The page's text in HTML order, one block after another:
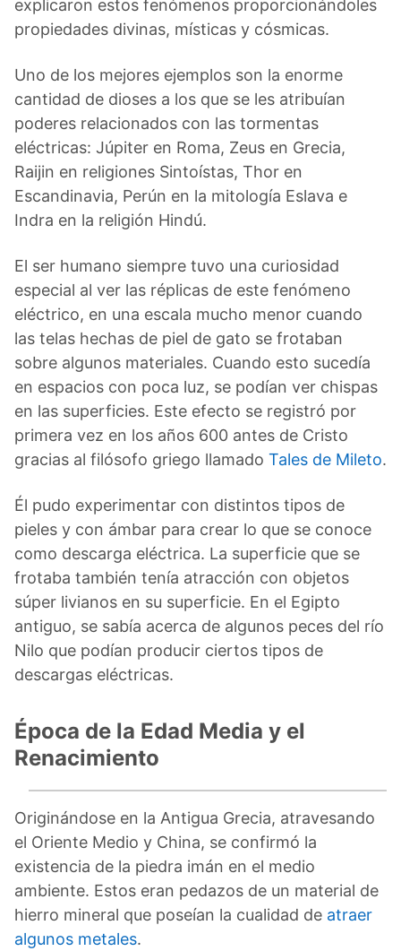
explicaron estos fenómenos proporcionándoles
propiedades divinas, místicas y cósmicas.
Uno de los mejores ejemplos son la enorme
cantidad de dioses a los que se les atribuían
poderes relacionados con las tormentas
eléctricas: Júpiter en Roma, Zeus en Grecia,
Raijin en religiones Sintoístas, Thor en
Escandinavia, Perún en la mitología Eslava e
Indra en la religión Hindú.
El ser humano siempre tuvo una curiosidad
especial al ver las réplicas de este fenómeno
eléctrico, en una escala mucho menor cuando
las telas hechas de piel de gato se frotaban
sobre algunos materiales. Cuando esto sucedía
en espacios con poca luz, se podían ver chispas
en las superficies. Este efecto se registró por
primera vez en los años 600 antes de Cristo
gracias al filósofo griego llamado Tales de Mileto.
Él pudo experimentar con distintos tipos de
pieles y con ámbar para crear lo que se conoce
como descarga eléctrica. La superficie que se
frotaba también tenía atracción con objetos
súper livianos en su superficie. En el Egipto
antiguo, se sabía acerca de algunos peces del río
Nilo que podían producir ciertos tipos de
descargas eléctricas.
Época de la Edad Media y el
Renacimiento
Originándose en la Antigua Grecia, atravesando
el Oriente Medio y China, se confirmó la
existencia de la piedra imán en el medio
ambiente. Estos eran pedazos de un material de
hierro mineral que poseían la cualidad de atraer
algunos metales.